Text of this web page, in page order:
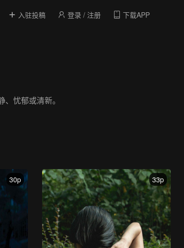
入驻投稿 登录 / 注册 下载APP
忧郁或清新。
30p 33p